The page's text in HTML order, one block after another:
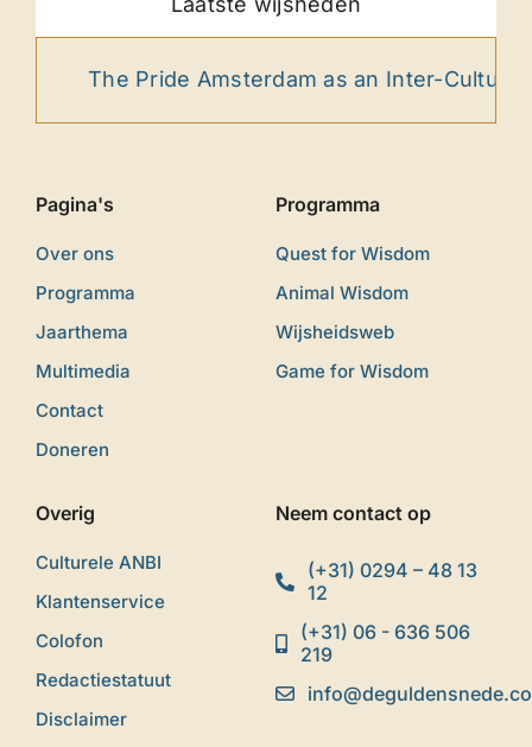
The Pride Amsterdam as an Inter-Cultural
Pagina's
Over ons
Programma
Jaarthema
Multimedia
Contact
Doneren
Programma
Quest for Wisdom
Animal Wisdom
Wijsheidsweb
Game for Wisdom
Overig
Culturele ANBI
Klantenservice
Colofon
Redactiestatuut
Disclaimer
Neem contact op
(+31) 0294 – 48 13
12
(+31) 06 - 636 506
219